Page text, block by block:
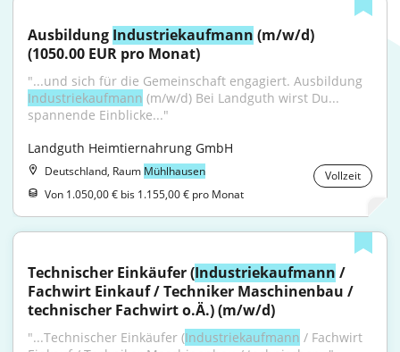
Ausbildung Industriekaufmann (m/w/d)
(1050.00 EUR pro Monat)
Industriekaufmann (m/w/d) Bei Landguth wirst Du...
spannende Einblicke..."
Landguth Heimtiernahrung GmbH
Deutschland, Raum Mühlhausen
Vollzeit
Von 1.050,00 € bis 1.155,00 € pro Monat
Technischer Einkäufer (Industriekaufmann /
Fachwirt Einkauf / Techniker Maschinenbau /
technischer Fachwirt o.Ä.) (m/w/d)
"...Technischer Einkäufer (Industriekaufmann / Fachwirt